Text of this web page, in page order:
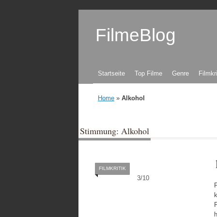
FilmeBlog
Zum Inhalt springen
Startseite Top Filme Genre
Home » Alkohol
Stimmung: Alkohol
3/10
FILMKRITIK